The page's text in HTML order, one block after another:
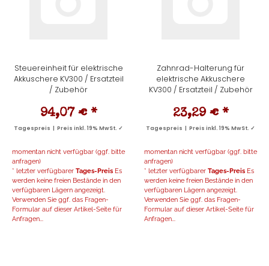
Steuereinheit für elektrische
Akkuschere KV300 / Ersatzteil
/ Zubehör
94,07 € *
Tagespreis | Preis inkl. 19% MwSt. ✓
momentan nicht verfügbar (ggf. bitte
anfragen)
* letzter verfügbarer Tages-Preis Es
werden keine freien Bestände in den
verfügbaren Lägern angezeigt.
Verwenden Sie ggf. das Fragen-
Formular auf dieser Artikel-Seite für
Anfragen...
Zahnrad-Halterung für
elektrische Akkuschere
KV300 / Ersatzteil / Zubehör
23,29 € *
Tagespreis | Preis inkl. 19% MwSt. ✓
momentan nicht verfügbar (ggf. bitte
anfragen)
* letzter verfügbarer Tages-Preis Es
werden keine freien Bestände in den
verfügbaren Lägern angezeigt.
Verwenden Sie ggf. das Fragen-
Formular auf dieser Artikel-Seite für
Anfragen...